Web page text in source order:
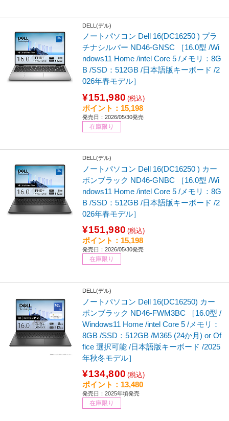
DELL(デル)
ノートパソコン Dell 16(DC16250 ) プラ
チナシルバー ND46-GNSC ［16.0型 /Wi
ndows11 Home /intel Core 5 /メモリ：8G
B /SSD：512GB /日本語版キーボード /2
026年春モデル］
¥151,980 (税込)
ポイント：15,198
発売日：2026/05/30発売
在庫限り
DELL(デル)
ノートパソコン Dell 16(DC16250 ) カー
ボンブラック ND46-GNBC ［16.0型 /Wi
ndows11 Home /intel Core 5 /メモリ：8G
B /SSD：512GB /日本語版キーボード /2
026年春モデル］
¥151,980 (税込)
ポイント：15,198
発売日：2026/05/30発売
在庫限り
DELL(デル)
ノートパソコン Dell 16(DC16250) カー
ボンブラック ND46-FWM3BC ［16.0型 /
Windows11 Home /intel Core 5 /メモリ：
8GB /SSD：512GB /M365 (24か月) or Of
fice 選択可能 /日本語版キーボード /2025
年秋冬モデル］
¥134,800 (税込)
ポイント：13,480
発売日：2025年頃発売
在庫限り